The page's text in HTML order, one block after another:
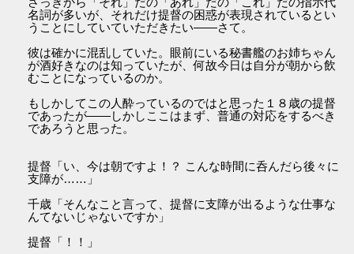
名詞が多いが、それだけ提督の困惑が表現されているとい
うことにしていていただきたい――さて。
彼は確かに混乱していた。眼前にいる秘書艦のお姉ちゃん
が酒好きなのは知っていたが、何故今日は自分が朝から飲
むことになっているのか。
もしかしてこの人酔っているのではと思った１８歳の提督
であったが――しかしここはまず、普通の対応をするべき
であろうと思った。
提督「い、今は朝ですよ！？ こんな時間に呑んだら後々に
支障が……」
千歳「そんなこと言って、提督に支障が出るような仕事な
んてないじゃないですか」
提督「！！」